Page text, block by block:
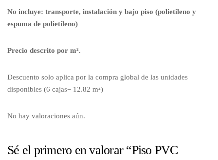
No incluye: transporte, instalación y bajo piso (polietileno y
espuma de polietileno)
Precio descrito por m².
Descuento solo aplica por la compra global de las unidades
disponibles (6 cajas= 12.82 m²)
No hay valoraciones aún.
Sé el primero en valorar “Piso PVC